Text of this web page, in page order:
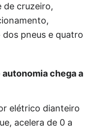
de cruzeiro,
pneus e quatro
chega a
elétrico dianteiro
acelera de 0 a